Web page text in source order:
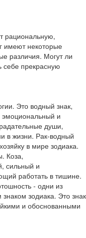
рациональную,
имеют некоторые
различия. Могут ли
себе прекрасную
Это водный знак,
и
души,
в жизни. Рак-водный
в мире зодиака.
Коза,
сильный и
работать в тишине.
- одни из
зодиака. Это знак
и обоснованными